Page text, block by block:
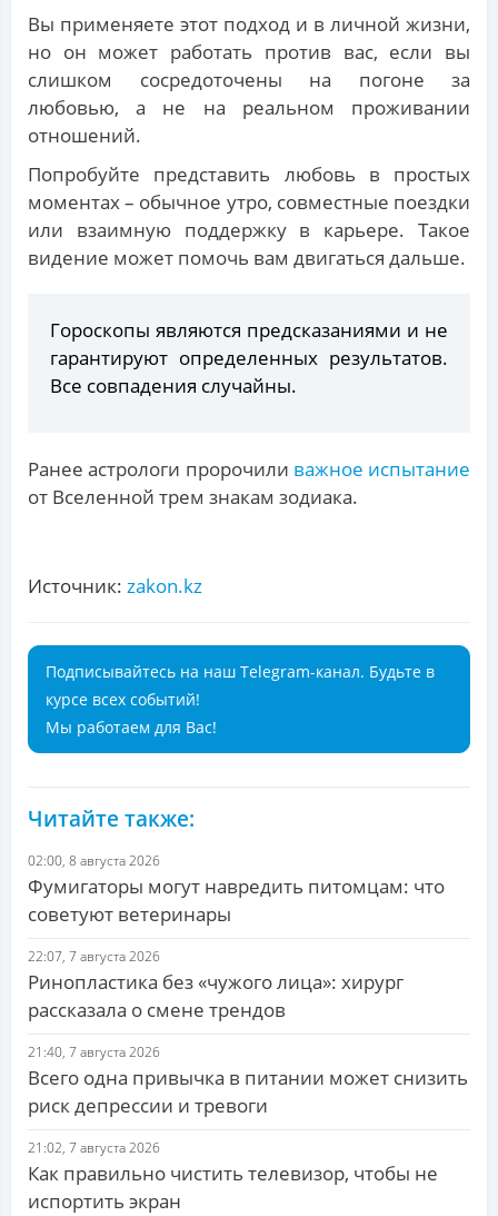
Вы применяете этот подход и в личной жизни,
но он может работать против вас, если вы
слишком сосредоточены на погоне за
любовью, а не на реальном проживании
отношений.
Попробуйте представить любовь в простых
моментах – обычное утро, совместные поездки
или взаимную поддержку в карьере. Такое
видение может помочь вам двигаться дальше.
Гороскопы являются предсказаниями и не
гарантируют определенных результатов.
Все совпадения случайны.
Ранее астрологи пророчили важное испытание
от Вселенной трем знакам зодиака.
Источник: zakon.kz
Подписывайтесь на наш Telegram-канал. Будьте в
курсе всех событий!
Мы работаем для Вас!
Читайте также:
02:00, 8 августа 2026
Фумигаторы могут навредить питомцам: что
советуют ветеринары
22:07, 7 августа 2026
Ринопластика без «чужого лица»: хирург
рассказала о смене трендов
21:40, 7 августа 2026
Всего одна привычка в питании может снизить
риск депрессии и тревоги
21:02, 7 августа 2026
Как правильно чистить телевизор, чтобы не
испортить экран